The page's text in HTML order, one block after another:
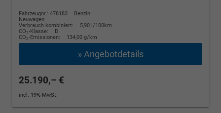
Fahrzeugnr.: 478183
Benzin
Neuwagen
Verbrauch kombiniert:
5,90 l/100km
CO2-Klasse:
D
CO2-Emissionen: 134,00 g/km
» Angebotdetails
25.190,– €
incl. 19% MwSt.